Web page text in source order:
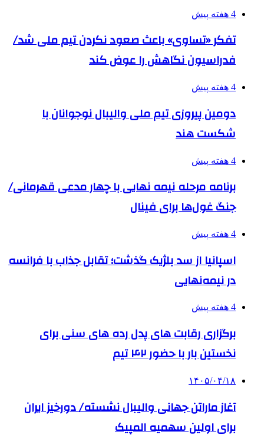
4 هفته پیش
تفکر «تساوی» باعث صعود نکردن تیم ملی شد/
فدراسیون نگاهش را عوض کند
4 هفته پیش
دومین پیروزی تیم ملی والیبال نوجوانان با
شکست هند
4 هفته پیش
برنامه مرحله نیمه نهایی با چهار مدعی قهرمانی/
جنگ غول‌ها برای فینال
4 هفته پیش
اسپانیا از سد بلژیک گذشت؛ تقابل جذاب با فرانسه
در نیمه‌نهایی
4 هفته پیش
برگزاری رقابت های پدل رده های سنی برای
نخستین بار با حضور ۴۲ تیم
۱۴۰۵/۰۴/۱۸
آغاز ماراتن جهانی والیبال نشسته/ دورخیز ایران
برای اولین سهمیه المپیک